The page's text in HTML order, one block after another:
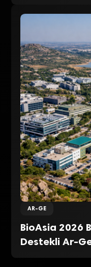
AR-GE
BioAsia 2026
Destekli Ar-